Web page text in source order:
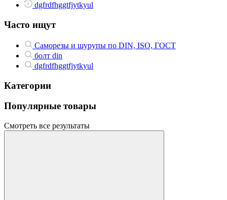
dgfrdfhggtfjytkyul
Часто ищут
Саморезы и шурупы по DIN, ISO, ГОСТ
болт din
dgfrdfhggtfjytkyul
Категории
Популярные товары
Смотреть все результаты